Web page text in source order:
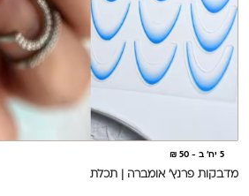
5 יח' ב - 50 ₪
מדבקות פרנץ' אומברה | תכלת